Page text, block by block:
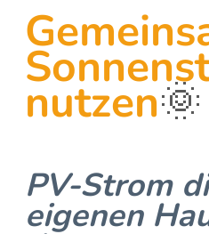
nutzen🌞
PV-Strom
eigenen